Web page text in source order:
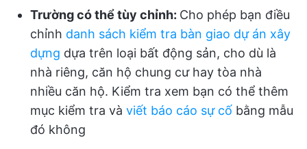
Trường có thể tùy chỉnh: Cho phép bạn điều
chỉnh danh sách kiểm tra bàn giao dự án xây
dựng dựa trên loại bất động sản, cho dù là
nhà riêng, căn hộ chung cư hay tòa nhà
nhiều căn hộ. Kiểm tra xem bạn có thể thêm
mục kiểm tra và viết báo cáo sự cố bằng mẫu
đó không